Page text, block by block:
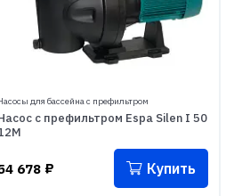
для бассейна с префильтром
с префильтром Espa Silen I 50
678 ₽ Купить